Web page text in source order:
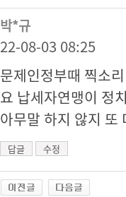
박*규
22-08-03 08:25
문제인정부때 찍소
요 납세자연맹이 정
아무말 하지 않지 또
답글 수정